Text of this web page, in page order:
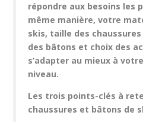
répondre aux besoins les
même manière, votre
skis, taille des
des bâtons et choix des
s’adapter au mieux à
niveau.
Les trois points-clés à
chaussures et bâtons de